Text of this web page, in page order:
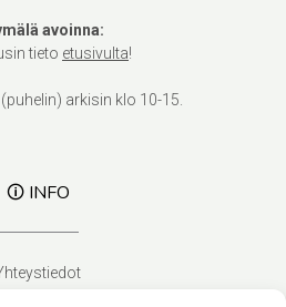
avoinna:
tieto etusivulta!
arkisin klo 10-15.
🛈 INFO